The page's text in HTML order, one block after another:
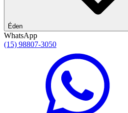
Éden
WhatsApp
(15) 98807-3050